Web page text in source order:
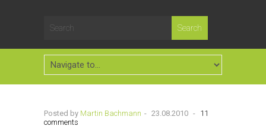
Posted by Martin Bachmann - 23.08.2010 - 11
comments